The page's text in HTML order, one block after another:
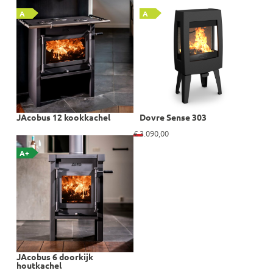
A
JAcobus 12 kookkachel
A
Dovre Sense 303
A+
JAcobus 6 doorkijk
houtkachel
€3.090,00